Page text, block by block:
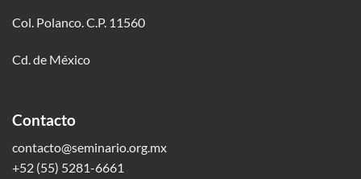
Col. Polanco. C.P. 11560
Cd. de México
Contacto
contacto@seminario.org.mx
+52 (55) 5281-6661